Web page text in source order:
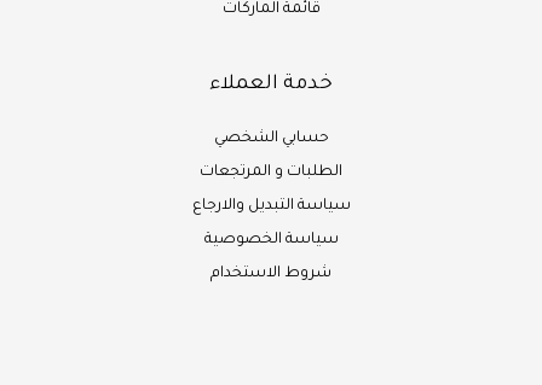
قائمة الماركات
خدمة العملاء
حسابي الشخصي
الطلبات و المرتجعات
سياسة التبديل والارجاع
سياسة الخصوصية
شروط الاستخدام